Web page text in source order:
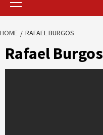
HOME RAFAEL BURGOS
Rafael Burgos